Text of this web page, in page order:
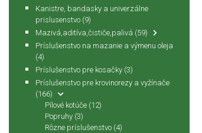
Kanistre, bandasky a univerzálne
prislusenstvo (9)
Mazivá,aditíva,čističe,palivá (59)
Príslušenstvo na mazanie a výmenu oleja
(4)
Príslušenstvo pre kosačky (3)
Príslušenstvo pre krovinorezy a vyžínače
(166)
Pílové kotúče (12)
Popruhy (3)
Rôzne príslušenstvo (4)